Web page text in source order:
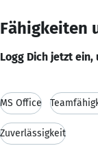
Fähigkeiten
Logg Dich jetzt ein,
MS Office
Zuverlässigkeit